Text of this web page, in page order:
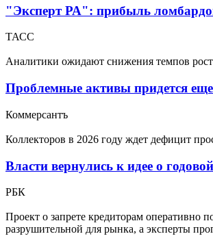
"Эксперт РА": прибыль
ТАСС
Аналитики ожидают снижения темпов
Проблемные активы придется
Коммерсантъ
Коллекторов в 2026 году ждет дефицит
Власти вернулись к идее о
РБК
Проект о запрете кредиторам оперативно
разрушительной для рынка, а эксперты